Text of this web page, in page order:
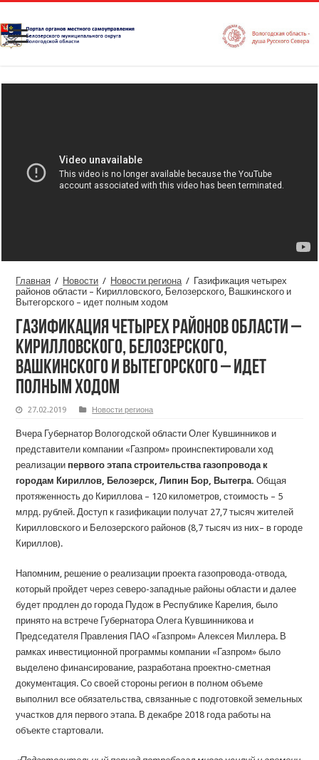
Главная / Новости / Новости региона / Газификация четырех
районов области – Кирилловского, Белозерского, Вашкинского и
Вытегорского – идет полным ходом
Газификация четырех районов области –
Кирилловского, Белозерского,
Вашкинского и Вытегорского – идет
полным ходом
27.02.2019 Новости региона
Вчера Губернатор Вологодской области Олег Кувшинников и
представители компании «Газпром» проинспектировали ход
реализации первого этапа строительства газопровода к
городам Кириллов, Белозерск, Липин Бор, Вытегра. Общая
протяженность до Кириллова – 120 километров, стоимость – 5
млрд. рублей. Доступ к газификации получат 27,7 тысяч жителей
Кирилловского и Белозерского районов (8,7 тысяч из них– в городе
Кириллов).
Напомним, решение о реализации проекта газопровода-отвода,
который пройдет через северо-западные районы области и далее
будет продлен до города Пудож в Республике Карелия, было
принято на встрече Губернатора Олега Кувшинникова и
Председателя Правления ПАО «Газпром» Алексея Миллера. В
рамках инвестиционной программы компании «Газпром» было
выделено финансирование, разработана проектно-сметная
документация. Со своей стороны регион в полном объеме
выполнил все обязательства, связанные с подготовкой земельных
участков для первого этапа. В декабре 2018 года работы на
объекте стартовали.